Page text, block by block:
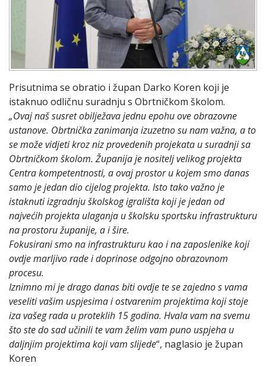
Prisutnima se obratio i župan Darko Koren koji je
istaknuo odličnu suradnju s Obrtničkom školom.
„Ovaj naš susret obilježava jednu epohu ove obrazovne
ustanove. Obrtnička zanimanja izuzetno su nam važna, a to
se može vidjeti kroz niz provedenih projekata u suradnji sa
Obrtničkom školom. Županija je nositelj velikog projekta
Centra kompetentnosti, a ovaj prostor u kojem smo danas
samo je jedan dio cijelog projekta. Isto tako važno je
istaknuti izgradnju školskog igrališta koji je jedan od
najvećih projekta ulaganja u školsku sportsku infrastrukturu
na prostoru županije, a i šire.
Fokusirani smo na infrastrukturu kao i na zaposlenike koji
ovdje marljivo rade i doprinose odgojno obrazovnom
procesu.
Iznimno mi je drago danas biti ovdje te se zajedno s vama
veseliti vašim uspjesima i ostvarenim projektima koji stoje
iza vašeg rada u proteklih 15 godina. Hvala vam na svemu
što ste do sad učinili te vam želim vam puno uspjeha u
daljnjim projektima koji vam slijede“, naglasio je župan
Koren